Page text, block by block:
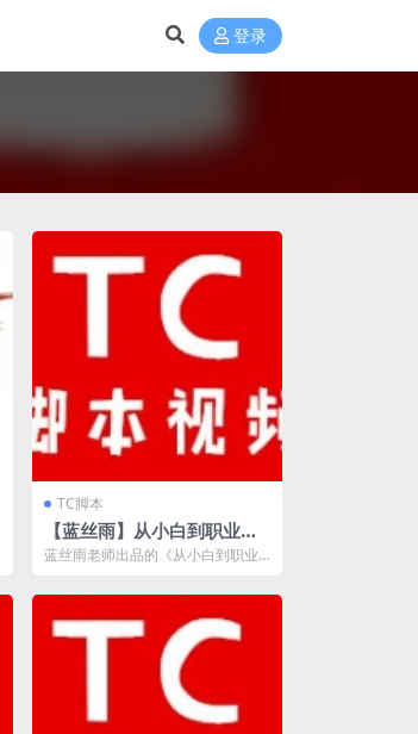
登录
TC脚本
【蓝丝雨】从小白到职业作
者成长之路
蓝丝雨老师出品的《从小白到职业
入门到游戏实战脚本...